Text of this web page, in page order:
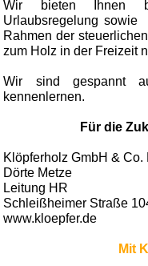
Wir bieten Ihnen
Urlaubsregelung sowie
Rahmen der
zum Holz in der Freizeit
Wir sind gespannt
kennenlernen.
Für die
Klöpferholz GmbH & Co.
Dörte Metze
Leitung HR
Schleißheimer Straße
www.kloepfer.de
Mit